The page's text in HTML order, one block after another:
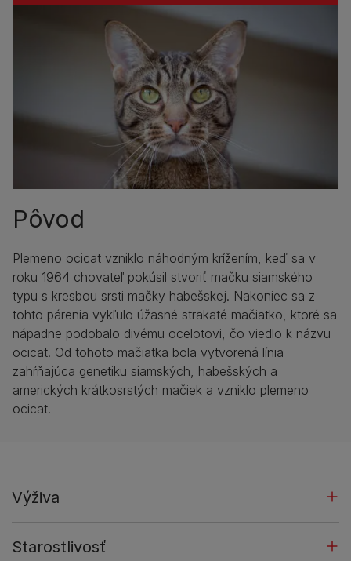
Pôvod
Plemeno ocicat vzniklo náhodným krížením, keď sa v
roku 1964 chovateľ pokúsil stvoriť mačku siamského
typu s kresbou srsti mačky habešskej. Nakoniec sa z
tohto párenia vykľulo úžasné strakaté mačiatko, ktoré sa
nápadne podobalo divému ocelotovi, čo viedlo k názvu
ocicat. Od tohoto mačiatka bola vytvorená línia
zahŕňajúca genetiku siamských, habešských a
amerických krátkosrstých mačiek a vzniklo plemeno
ocicat.
Výživa
Starostlivosť